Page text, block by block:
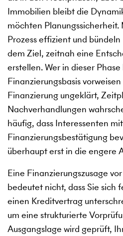
Immobilien bleibt die
möchten
Prozess effizient und
dem Ziel, zeitnah eine
erstellen. Wer in dieser
Finanzierungsbasis
Finanzierung ungeklärt,
Nachverhandlungen
häufig, dass Interessenten mit
Finanzierungsbestätigung
überhaupt erst in die engere
Eine Finanzierungszusage
bedeutet nicht, dass Sie sich
einen Kreditvertrag
um eine strukturierte
Ausgangslage wird geprüft,